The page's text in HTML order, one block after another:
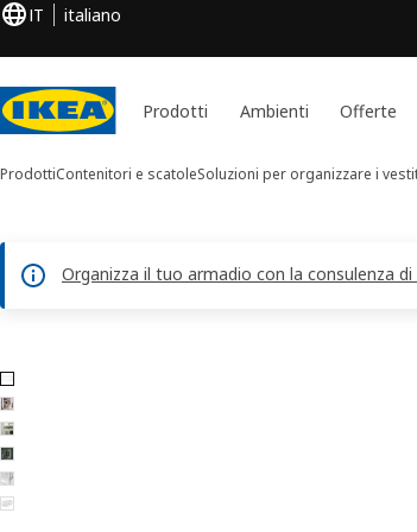
IT italiano
Prodotti Ambienti Offerte
ProdottiContenitori e scatoleSoluzioni per organizzare i
Organizza il tuo armadio con la consulenza
Immagini di 6 MACKAPÄR
immagini